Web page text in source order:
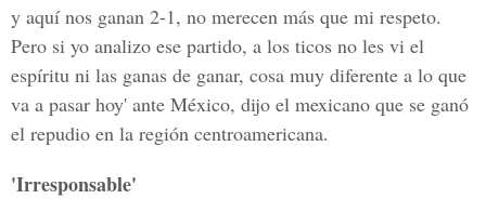
y aquí nos ganan 2-1, no merecen más que mi respeto.
Pero si yo analizo ese partido, a los ticos no les vi el
espíritu ni las ganas de ganar, cosa muy diferente a lo que
va a pasar hoy' ante México, dijo el mexicano que se ganó
el repudio en la región centroamericana.
'Irresponsable'